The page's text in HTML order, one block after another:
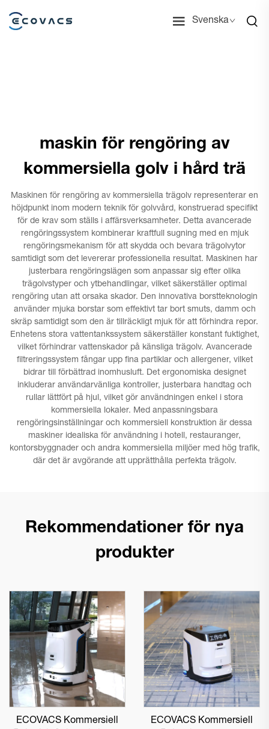
Svenska
maskin för rengöring av
kommersiella golv i hård trä
Maskinen för rengöring av kommersiella trägolv representerar en
höjdpunkt inom modern teknik för golvvård, konstruerad specifikt
för de krav som ställs i affärsverksamheter. Detta avancerade
rengöringssystem kombinerar kraftfull sugning med en mjuk
rengöringsmekanism för att skydda och bevara trägolvytor
samtidigt som det levererar professionella resultat. Maskinen har
justerbara rengöringslägen som anpassar sig efter olika
trägolvstyper och ytbehandlingar, vilket säkerställer optimal
rengöring utan att orsaka skador. Den innovativa borstteknologin
använder mjuka borstar som effektivt tar bort smuts, damm och
skräp samtidigt som den är tillräckligt mjuk för att förhindra repor.
Enhetens stora vattentankssystem säkerställer konstant fuktighet,
vilket förhindrar vattenskador på känsliga trägolv. Avancerade
filtreringssystem fångar upp fina partiklar och allergener, vilket
bidrar till förbättrad inomhusluft. Det ergonomiska designet
inkluderar användarvänliga kontroller, justerbara handtag och
rullar lättfört på hjul, vilket gör användningen enkel i stora
kommersiella lokaler. Med anpassningsbara
rengöringsinställningar och kommersiell konstruktion är dessa
maskiner idealiska för användning i hotell, restauranger,
kontorsbyggnader och andra kommersiella miljöer med hög trafik,
där det är avgörande att upprätthålla perfekta trägolv.
Rekommendationer för nya
produkter
ECOVACS Kommersiell
ECOVACS Kommersiell